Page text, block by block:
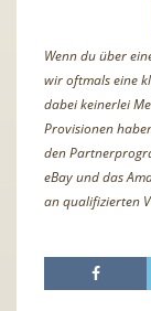
Wenn du über
wir oftmals eine
dabei keinerlei
Provisionen
den
eBay und das
an qualifizierten